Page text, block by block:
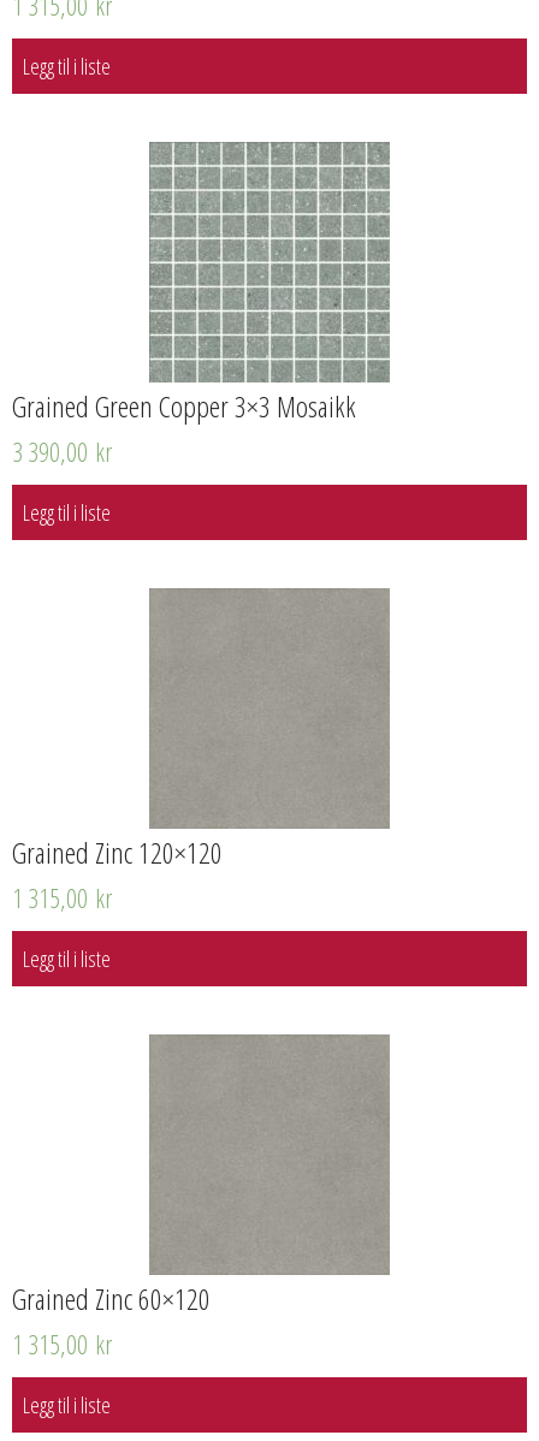
Legg til i liste
Grained Green Copper 3×3 Mosaikk
3 390,00 kr
Legg til i liste
Grained Zinc 120×120
1 315,00 kr
Legg til i liste
Grained Zinc 60×120
1 315,00 kr
Legg til i liste